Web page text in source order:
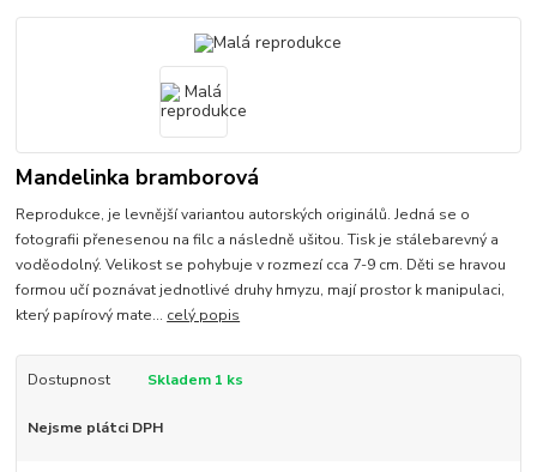
Mandelinka bramborová
Reprodukce, je levnější variantou autorských originálů. Jedná se o
fotografii přenesenou na filc a následně ušitou. Tisk je stálebarevný a
voděodolný. Velikost se pohybuje v rozmezí cca 7-9 cm. Děti se hravou
formou učí poznávat jednotlivé druhy hmyzu, mají prostor k manipulaci,
který papírový mate... celý popis
Dostupnost Skladem 1 ks
Nejsme plátci DPH